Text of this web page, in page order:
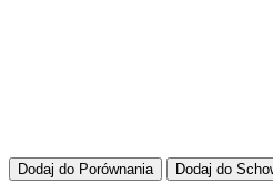
Dodaj do Porównania Dodaj do